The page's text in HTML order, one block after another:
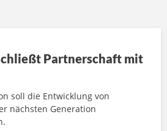
Partnerschaft mit
soll die Entwicklung von
nächsten Generation